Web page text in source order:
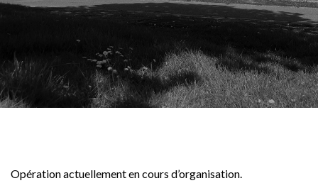
Opération actuellement en cours d’organisation.